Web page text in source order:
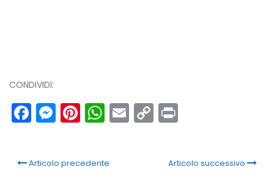
CONDIVIDI:
Facebook
Messenger
Pinterest
WhatsApp
Email
Copy
Articolo precedente Articolo successivo